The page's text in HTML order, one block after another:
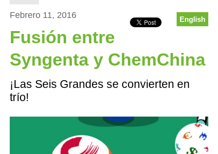
English
Febrero 11, 2016
Fusión entre
Syngenta y ChemChina
¡Las Seis Grandes se convierten en
trío!